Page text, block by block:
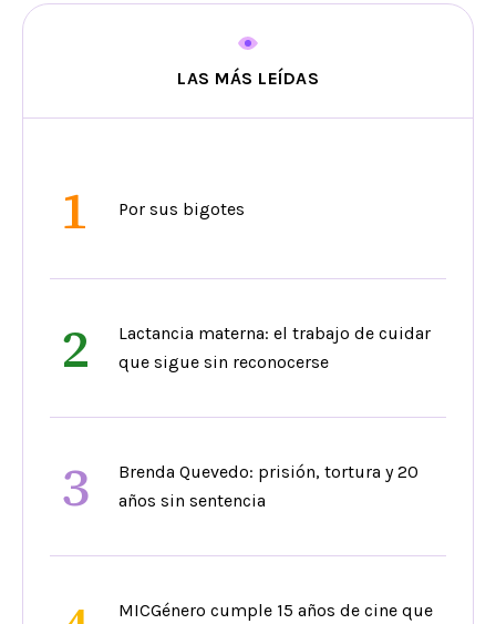
LAS MÁS LEÍDAS
1 Por sus bigotes
2
Lactancia materna: el trabajo de cuidar
que sigue sin reconocerse
3
Brenda Quevedo: prisión, tortura y 20
años sin sentencia
MICGénero cumple 15 años de cine que